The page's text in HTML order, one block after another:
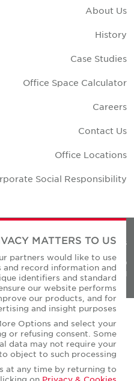
About Us
History
Case Studies
Office Space Calculator
Careers
Contact Us
Office Locations
Social Responsibility
Privacy Policies
© Copyright Cushman & Wakefield Core 2026.
All Rights Reserved.
MATTERS TO US
partners would like to use
and record information and
identifiers and standard
our website performs
our products, and for
and insight purposes.
Options and select your
or refusing consent. Some
data may not require your
object to such processing.
at any time by returning to
clicking onPrivacy & Cookies